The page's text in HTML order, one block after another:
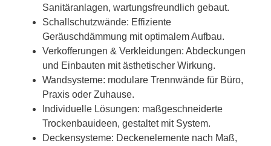
Sanitäranlagen, wartungsfreundlich gebaut.
Schallschutzwände: Effiziente
Geräuschdämmung mit optimalem Aufbau.
Verkofferungen & Verkleidungen: Abdeckungen
und Einbauten mit ästhetischer Wirkung.
Wandsysteme: modulare Trennwände für Büro,
Praxis oder Zuhause.
Individuelle Lösungen: maßgeschneiderte
Trockenbauideen, gestaltet mit System.
Deckensysteme: Deckenelemente nach Maß,